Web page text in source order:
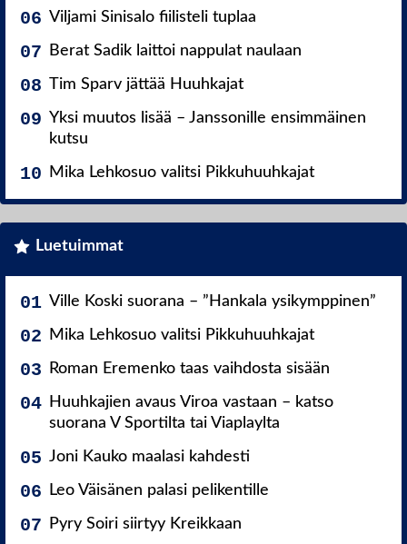
Viljami Sinisalo fiilisteli tuplaa
Berat Sadik laittoi nappulat naulaan
Tim Sparv jättää Huuhkajat
Yksi muutos lisää – Janssonille ensimmäinen
kutsu
Mika Lehkosuo valitsi Pikkuhuuhkajat
Luetuimmat
Ville Koski suorana – ”Hankala ysikymppinen”
Mika Lehkosuo valitsi Pikkuhuuhkajat
Roman Eremenko taas vaihdosta sisään
Huuhkajien avaus Viroa vastaan – katso
suorana V Sportilta tai Viaplaylta
Joni Kauko maalasi kahdesti
Leo Väisänen palasi pelikentille
Pyry Soiri siirtyy Kreikkaan